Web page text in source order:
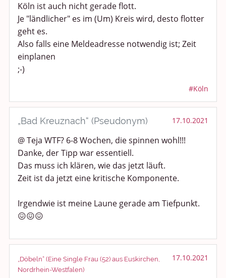
Köln ist auch nicht gerade flott.
Je "ländlicher" es im (Um) Kreis wird, desto flotter
geht es.
Also falls eine Meldeadresse notwendig ist; Zeit
einplanen
;-)
#Köln
„Bad Kreuznach“ (Pseudonym) 17.10.2021
@ Teja WTF? 6-8 Wochen, die spinnen wohl!!!
Danke, der Tipp war essentiell.
Das muss ich klären, wie das jetzt läuft.
Zeit ist da jetzt eine kritische Komponente.
Irgendwie ist meine Laune gerade am Tiefpunkt.
😖😖😖
„Döbeln“ (Eine Single Frau (52) aus Euskirchen,
Nordrhein-Westfalen)
17.10.2021